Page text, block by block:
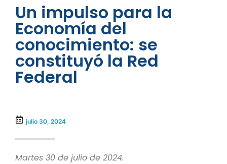
julio 30, 2024
Martes 30 de julio de 2024.
Un impulso para la
Economía del
conocimiento: se
constituyó la Red
Federal